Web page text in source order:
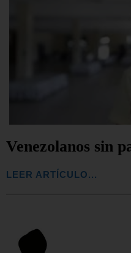
Venezolanos sin
LEER ARTÍCULO...